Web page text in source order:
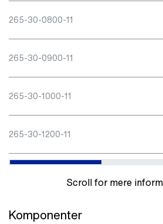
265-30-0800-11
265-30-0900-11
265-30-1000-11
265-30-1200-11
Scroll for mere
Komponenter